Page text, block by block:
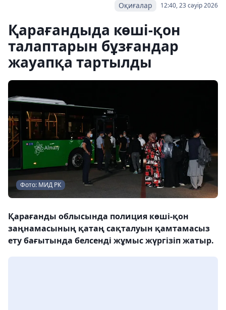
12:40, 23 сәуір 2026
Оқиғалар
Қарағандыда көші-қон
талаптарын бұзғандар
жауапқа тартылды
Фото: МИД РК
Қарағанды облысында полиция көші-қон
заңнамасының қатаң сақталуын қамтамасыз
ету бағытында белсенді жұмыс жүргізіп жатыр.